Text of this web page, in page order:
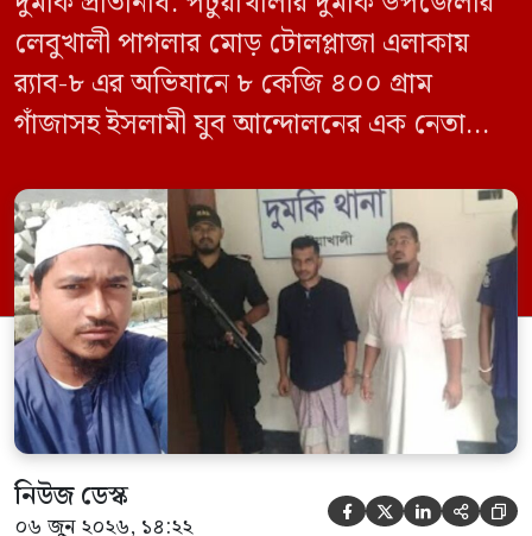
লেবুখালী পাগলার মোড় টোলপ্লাজা এলাকায়
র‍্যাব-৮ এর অভিযানে ৮ কেজি ৪০০ গ্রাম
গাঁজাসহ ইসলামী যুব আন্দোলনের এক নেতাকে
ভিত্তিতে অভিযান চালিয়ে মাদক চক্রের আরও
এক সদস্যকে আটক করা হয়। র‍্যাব ও পুলিশ
সূত্রে জানা গেছে, শুক্রবার গোপন সংবাদের
ভিত্তিতে র‍্যাব-৮, সিপিসি-১ পটুয়াখালী ক্যাম্পের
[…]
নিউজ ডেস্ক
০৬ জুন ২০২৬, ১৪:২২     